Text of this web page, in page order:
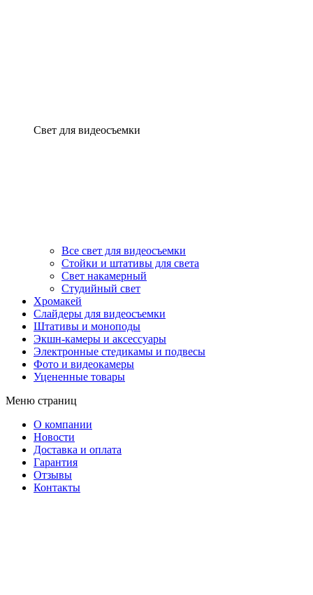
Свет для видеосъемки
Все свет для видеосъемки
Стойки и штативы для света
Свет накамерный
Студийный свет
Хромакей
Слайдеры для видеосъемки
Штативы и моноподы
Экшн-камеры и аксессуары
Электронные стедикамы и подвесы
Фото и видеокамеры
Уцененные товары
Меню страниц
О компании
Новости
Доставка и оплата
Гарантия
Отзывы
Контакты